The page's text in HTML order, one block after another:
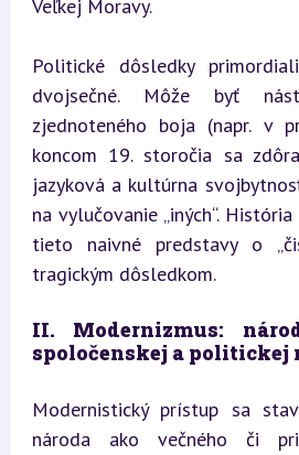
Veľkej Moravy.
Politické dôsledky
dvojsečné. Môže byť
zjednoteného boja (napr. v
koncom 19. storočia sa
jazyková a kultúrna
na vylučovanie „iných“.
tieto naivné predstavy o
tragickým dôsledkom.
II. Modernizmus:
spoločenskej a politickej
Modernistický prístup sa
národa ako večného či